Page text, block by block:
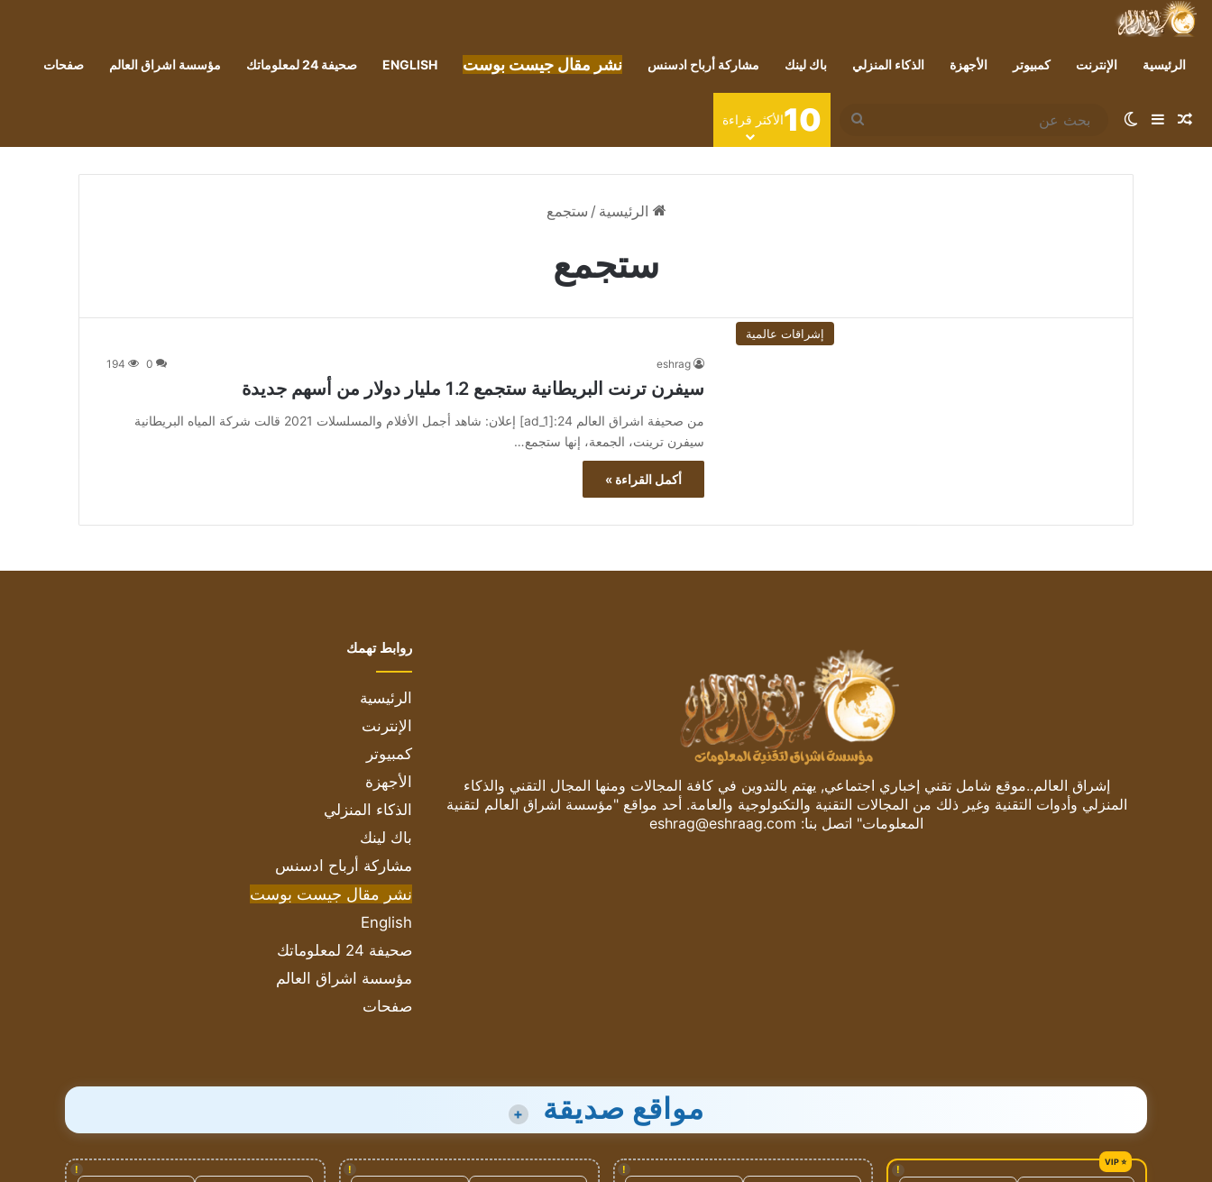
الرئيسية الإنترنت كمبيوتر الأجهزة الذكاء المنزلي باك لينك مشاركة أرباح ادسنس نشر مقال جيست بوست ENGLISH صحيفة 24 لمعلوماتك مؤسسة اشراق العالم صفحات
مقال عشوائي
إضافة عمود جانبي
الوضع المظلم
بحث
عن
10الأكثر قراءة
الرئيسية / ستجمع
ستجمع
إشراقات عالمية
eshrag
0
194
سيفرن ترنت البريطانية ستجمع 1.2 مليار دولار من أسهم جديدة
من صحيفة اشراق العالم 24:[ad_1] إعلان: شاهد أجمل الأفلام والمسلسلات 2021 قالت شركة المياه البريطانية
سيفرن ترينت، الجمعة، إنها ستجمع…
أكمل القراءة »
إشراق العالم..موقع شامل تقني إخباري اجتماعي, يهتم بالتدوين في كافة المجالات ومنها المجال التقني والذكاء
المنزلي وأدوات التقنية وغير ذلك من المجالات التقنية والتكنولوجية والعامة. أحد مواقع "مؤسسة اشراق العالم لتقنية
المعلومات" اتصل بنا: eshrag@eshraag.com
روابط تهمك
الرئيسية
الإنترنت
كمبيوتر
الأجهزة
الذكاء المنزلي
باك لينك
مشاركة أرباح ادسنس
نشر مقال جيست بوست
English
صحيفة 24 لمعلوماتك
مؤسسة اشراق العالم
صفحات
مواقع صديقة +
!
!
!
!